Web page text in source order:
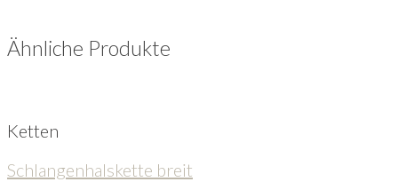
Ähnliche Produkte
Ketten
Schlangenhalskette breit